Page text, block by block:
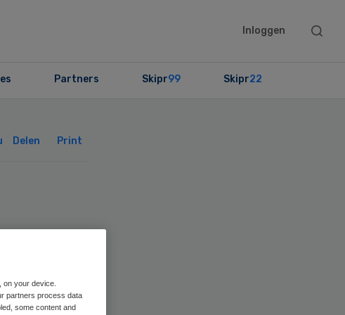
Inloggen
Search
Partners Skipr99 Skipr22
Delen Print
your device.
partners process data
some content and